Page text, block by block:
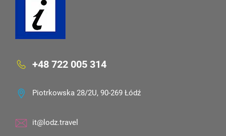
+48 722 005 314
Piotrkowska 28/2U, 90-269 Łódź
it@lodz.travel